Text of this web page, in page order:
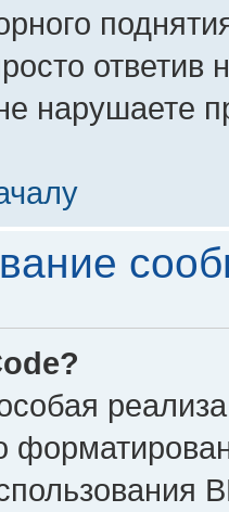
ответив
нарушаете